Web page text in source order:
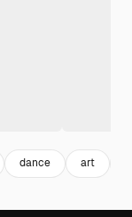
dance art